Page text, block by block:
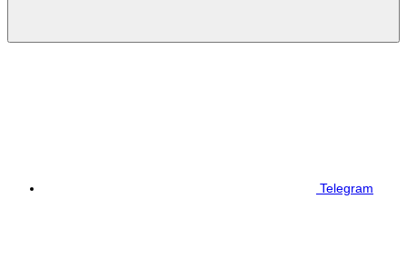
Telegram